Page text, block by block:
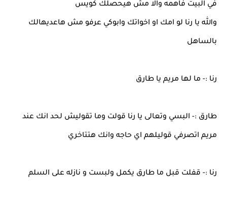
في البيت فاهمه والا مش هيحصلك كويس
والله يا رنا لو امك او اخواتك وابوكي عرفو مش هاعديهالك
بالساهل
رنا :- ما لها مريم يا طارق
طارق :- البسي وتعالى يا رنا قولت وما تقوليش لحد انك عند
مريم اتصرفي قوليلهم اي حاجه وانك هتتاخري
رنا :- قفلت قبل ما طارق يكمل ولبست و نازله على السلم